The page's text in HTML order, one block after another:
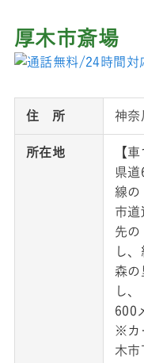
厚木市斎場
住 所 神奈
所在地
【
県
線の
市道
先の
し
森の
し
600
※カ
木市